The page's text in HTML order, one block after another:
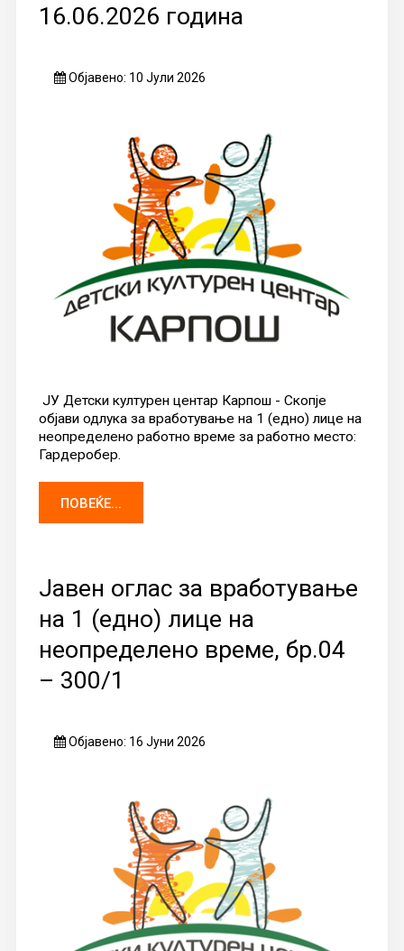
16.06.2026 година
Објавено: 10 Јули 2026
ЈУ Детски културен центар Карпош - Скопје
објави одлука за вработување на 1 (едно) лице на
неопределено работно време за работно место:
Гардеробер.
ПОВЕЌЕ...
Јавен оглас за вработување
на 1 (едно) лице на
неопределено време, бр.04
– 300/1
Објавено: 16 Јуни 2026